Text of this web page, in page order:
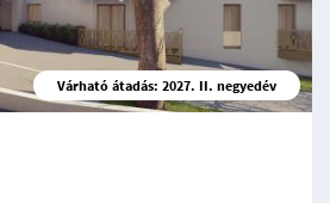
Várható átadás: 2027. II. negyedév